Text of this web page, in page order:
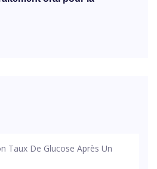
Taux De Glucose Après Un